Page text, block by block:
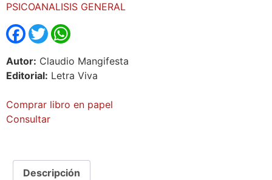
PSICOANALISIS GENERAL
Facebook
Twitter
Autor: Claudio Mangifesta
Editorial: Letra Viva
Comprar libro en papel
Consultar
Descripción